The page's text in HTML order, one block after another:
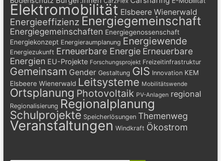
Elektromobilität Elsbeere Wienerwald
Energieeffizienz Energiegemeinschaft
Energiegemeinschaften Energiegenossenschaft
Energiekonzept Energieraumplanung Energiewende
Energiezukunft Erneuerbare Energie Erneuerbare
Energien EU-Projekte Forschungsprojekt Freizeitinfrastruktur
Gemeinsam Gender Gestaltung GIS Innovation KEM
Elsbeere Wienerwald Leitsysteme Mobilitätswende
Ortsplanung Photovoltaik PV-Anlagen regional
Regionalisierung Regionalplanung
Schulprojekte Speicherlösungen Themenweg
Veranstaltungen Windkraft Ökostrom